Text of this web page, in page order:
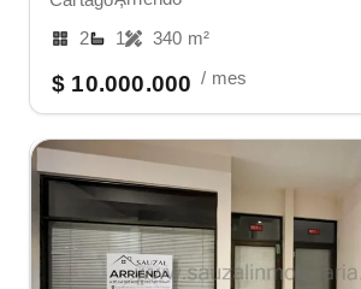
2
1 340 m²
$ 10.000.000 / mes